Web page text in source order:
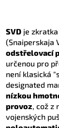
SVD je
(Snaiperskaja
odstřelovací
určenou pro
není klasická
designated
nízkou
provoz, což z
vojenských